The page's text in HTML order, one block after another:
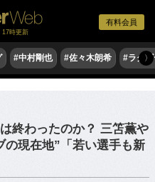
有料会員
17時更新
#中村剛也 #佐々木朗希 #ラグ〉
終わったのか？ 三笘薫や
の現在地”「若い選手も新